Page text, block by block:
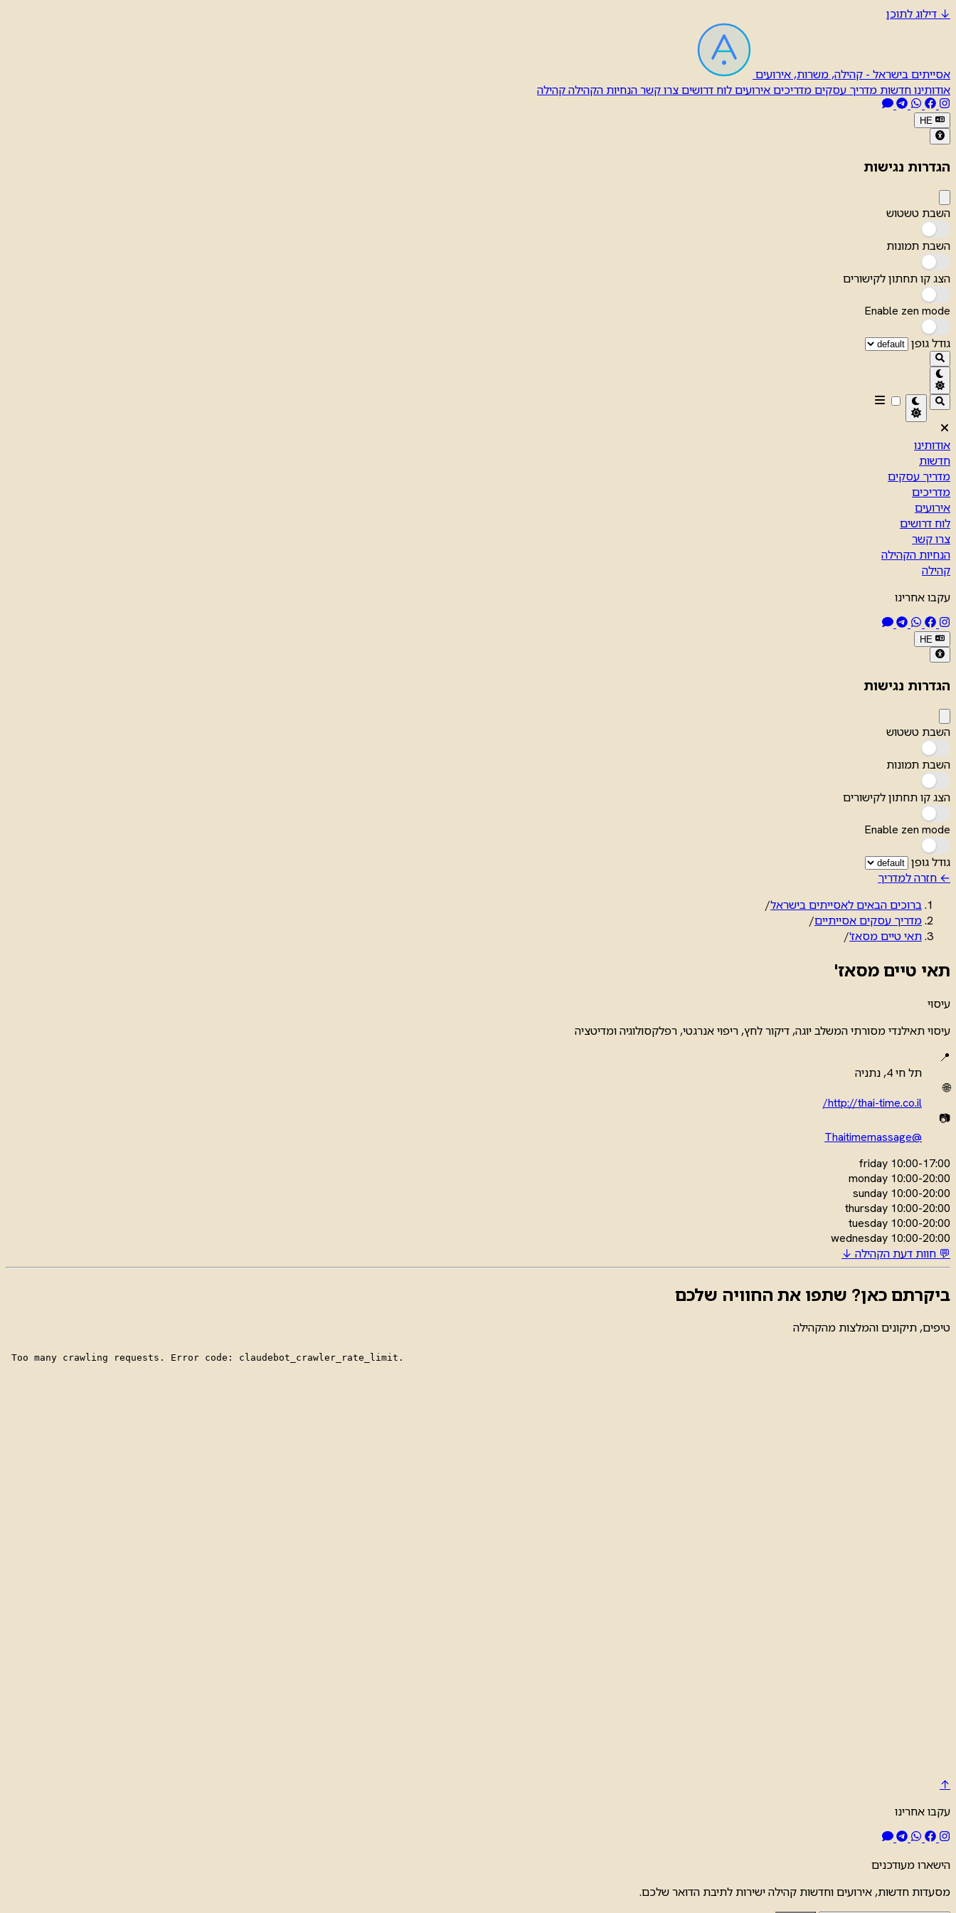
↓ דילוג לתוכן
אסייתים בישראל - קהילה, משרות, אירועים
אודותינוחדשות מדריך עסקיםמדריכיםאירועיםלוח דרושיםצרו קשרהנחיות הקהילהקהילה
HE
הגדרות נגישות
השבת טשטוש
השבת תמונות
הצג קו תחתון לקישורים
Enable zen mode
גודל גופן
אודותינו
חדשות
מדריך עסקים
מדריכים
אירועים
לוח דרושים
צרו קשר
הנחיות הקהילה
קהילה
עקבו אחרינו
HE
הגדרות נגישות
השבת טשטוש
השבת תמונות
הצג קו תחתון לקישורים
Enable zen mode
גודל גופן
← חזרה למדריך
ברוכים הבאים לאסייתים בישראל/
מדריך עסקים אסייתיים/
תאי טיים מסאז'/
תאי טיים מסאז'
עיסוי
עיסוי תאילנדי מסורתי המשלב יוגה, דיקור לחץ, ריפוי אנרגטי, רפלקסולוגיה ומדיטציה
📍
תל חי 4, נתניה
🌐
http://thai-time.co.il/
📷
@Thaitimemassage
friday 10:00-17:00
monday 10:00-20:00
sunday 10:00-20:00
thursday 10:00-20:00
tuesday 10:00-20:00
wednesday 10:00-20:00
💬 חוות דעת הקהילה ↓
ביקרתם כאן? שתפו את החוויה שלכם
טיפים, תיקונים והמלצות מהקהילה
↑
עקבו אחרינו
הישארו מעודכנים
מסעדות חדשות, אירועים וחדשות קהילה ישירות לתיבת הדואר שלכם.